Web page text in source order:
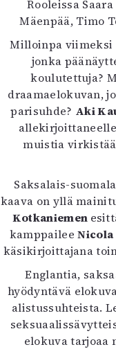
Rooleissa
Mäenpää, Timo
Milloinpa viimeksi
jonka
koulutettuja?
draamaelokuvan,
parisuhde? Aki
muistia
Saksalais-
kaava on yllä
Kotkaniemen
kamppaileeNicola
käsikirjoittajana
Englantia,
hyödyntävä
alistussuhteista.
elokuva tarjoaa